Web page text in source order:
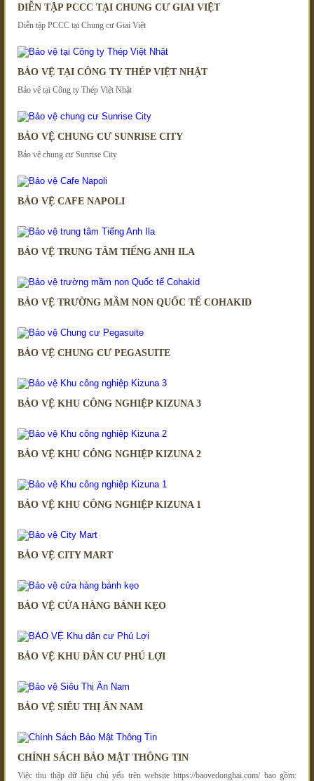
DIỄN TẬP PCCC TẠI CHUNG CƯ GIAI VIỆT
Diễn tập PCCC tại Chung cư Giai Việt
BẢO VỆ TẠI CÔNG TY THÉP VIỆT NHẬT
Bảo vệ tại Công ty Thép Việt Nhật
BẢO VỆ CHUNG CƯ SUNRISE CITY
Bảo vệ chung cư Sunrise City
BẢO VỆ CAFE NAPOLI
BẢO VỆ TRUNG TÂM TIẾNG ANH ILA
BẢO VỆ TRƯỜNG MẦM NON QUỐC TẾ COHAKID
BẢO VỆ CHUNG CƯ PEGASUITE
BẢO VỆ KHU CÔNG NGHIỆP KIZUNA 3
BẢO VỆ KHU CÔNG NGHIỆP KIZUNA 2
BẢO VỆ KHU CÔNG NGHIỆP KIZUNA 1
BẢO VỆ CITY MART
BẢO VỆ CỬA HÀNG BÁNH KẸO
BẢO VỆ KHU DÂN CƯ PHÚ LỢI
BẢO VỆ SIÊU THỊ ÂN NAM
CHÍNH SÁCH BẢO MẬT THÔNG TIN
Việc thu thập dữ liệu chủ yếu trên website https://baovedonghai.com/ bao gồm: